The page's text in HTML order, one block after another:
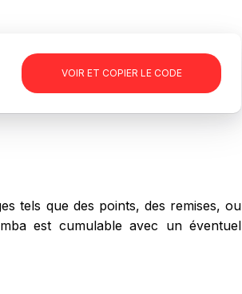
VOIR ET COPIER LE CODE
tels que des points, des remises, ou
est cumulable avec un éventuel